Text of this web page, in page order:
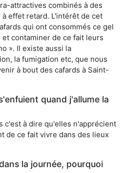
attractives combinés à des
effet retard. L'intérêt de cet
qui ont consommés ce gel
contaminer de ce fait leurs
». Il existe aussi la
la fumigation etc, que nous
à bout des cafards à Saint-
quand j'allume la
c'est à dire qu'elles n'apprécient
de ce fait vivre dans des lieux
la journée, pourquoi